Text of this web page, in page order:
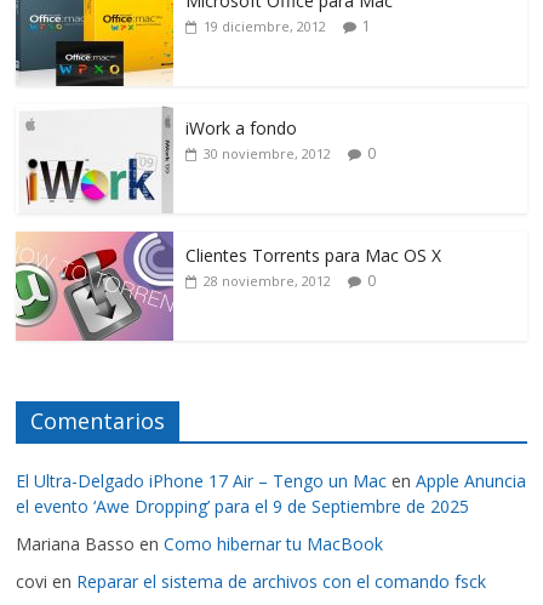
19 diciembre, 2012 1
iWork a fondo
30 noviembre, 2012 0
Clientes Torrents para Mac OS X
28 noviembre, 2012 0
Comentarios
El Ultra-Delgado iPhone 17 Air – Tengo un Mac enApple Anuncia
el evento ‘Awe Dropping’ para el 9 de Septiembre de 2025
Mariana Basso enComo hibernar tu MacBook
covi en Reparar el sistema de archivos con el comando fsck